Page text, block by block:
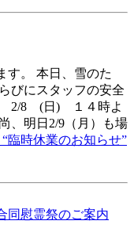
す。 本日、雪のた
びにスタッフの安全
2/8 (日) １４時よ
、明日2/9（月）も場
“臨時休業のお知らせ”
同慰霊祭のご案内